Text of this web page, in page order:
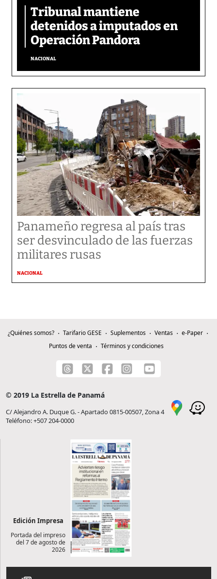
Tribunal mantiene
detenidos a imputados en
Operación Pandora
NACIONAL
Panameño regresa al país tras
ser desvinculado de las fuerzas
militares rusas
NACIONAL
¿Quiénes somos? Tarifario GESE Suplementos Ventas
e-Paper
Puntos de venta
Términos y condiciones
© 2019 La Estrella de Panamá
C/ Alejandro A. Duque G. - Apartado 0815-00507, Zona 4
Teléfono: +507 204-0000
Edición Impresa
Portada del impreso
del 7 de agosto de
2026